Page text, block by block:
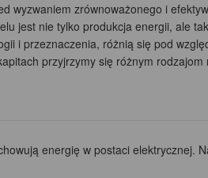
wyzwaniem zrównoważonego i
jest nie tylko produkcja energii, ale
i przeznaczenia, różnią się pod
przyjrzymy się różnym
energię w postaci elektrycznej.